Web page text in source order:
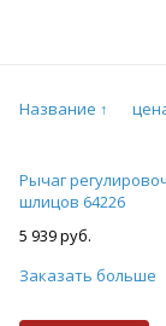
Название ↑
Рычаг
шлицов 64226
5 939 руб.
Заказать больше